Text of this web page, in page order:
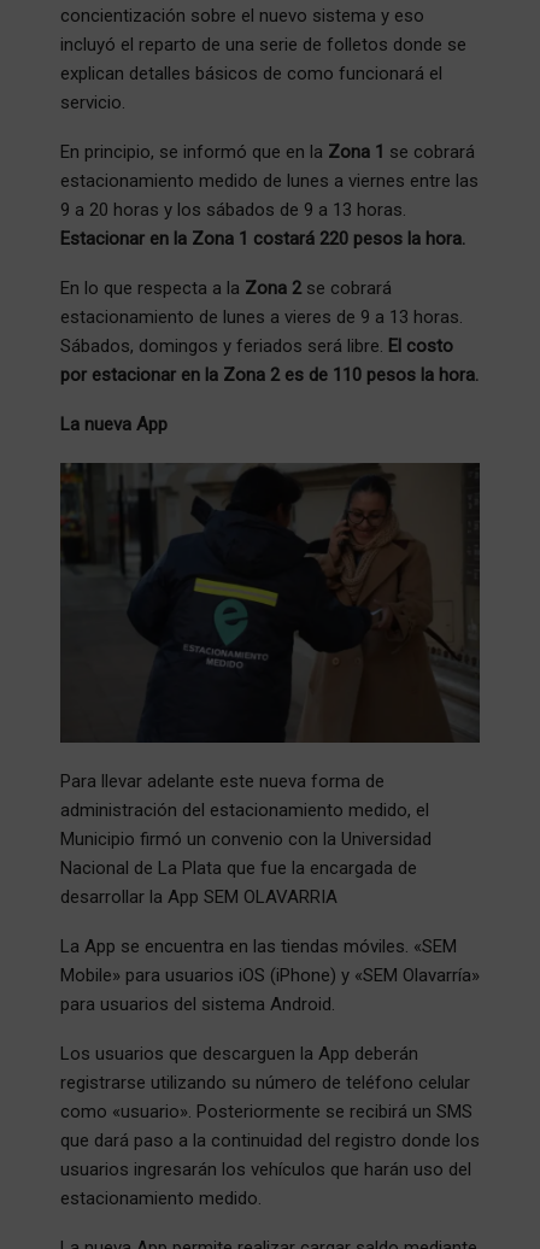
concientización sobre el nuevo sistema y eso
incluyó el reparto de una serie de folletos donde se
explican detalles básicos de como funcionará el
servicio.
En principio, se informó que en la Zona 1 se cobrará
estacionamiento medido de lunes a viernes entre las
9 a 20 horas y los sábados de 9 a 13 horas.
Estacionar en la Zona 1 costará 220 pesos la hora.
En lo que respecta a la Zona 2se cobrará
estacionamiento de lunes a vieres de 9 a 13 horas.
Sábados, domingos y feriados será libre. El costo
por estacionar en la Zona 2 es de 110 pesos la hora.
La nueva App
Para llevar adelante este nueva forma de
administración del estacionamiento medido, el
Municipio firmó un convenio con la Universidad
Nacional de La Plata que fue la encargada de
desarrollar la App SEM OLAVARRIA
La App se encuentra en las tiendas móviles. «SEM
Mobile» para usuarios iOS (iPhone) y «SEM Olavarría»
para usuarios del sistema Android.
Los usuarios que descarguen la App deberán
registrarse utilizando su número de teléfono celular
como «usuario». Posteriormente se recibirá un SMS
que dará paso a la continuidad del registro donde los
usuarios ingresarán los vehículos que harán uso del
estacionamiento medido.